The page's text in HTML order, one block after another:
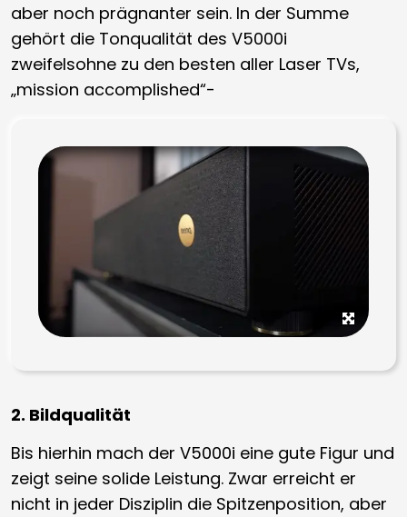
aber noch prägnanter sein. In der Summe
gehört die Tonqualität des V5000i
zweifelsohne zu den besten aller Laser TVs,
„mission accomplished“-
2. Bildqualität
Bis hierhin mach der V5000i eine gute Figur und
zeigt seine solide Leistung. Zwar erreicht er
nicht in jeder Disziplin die Spitzenposition, aber